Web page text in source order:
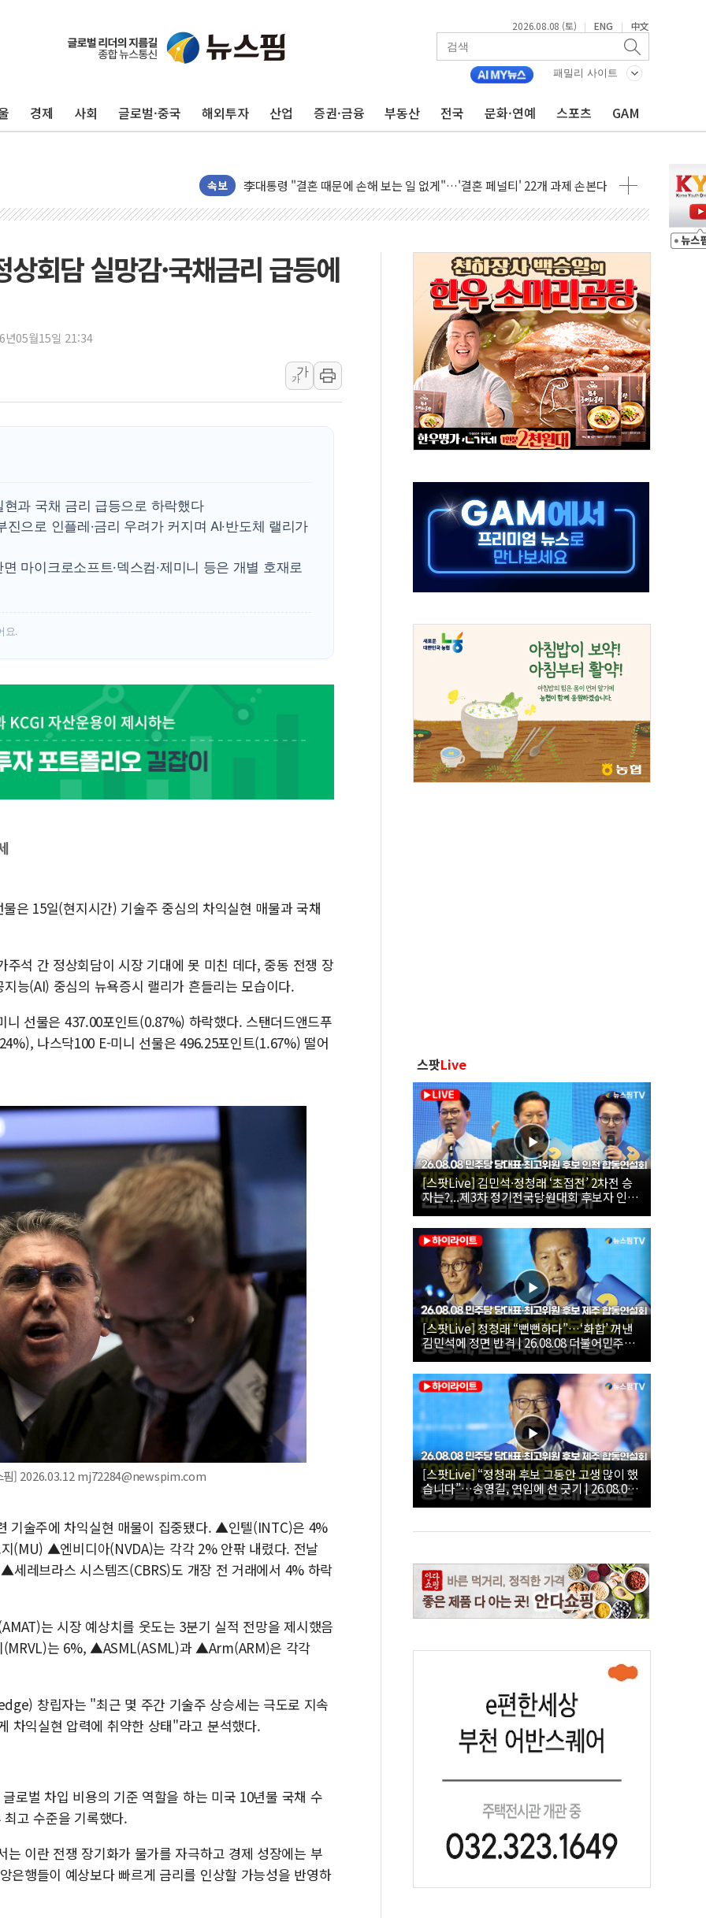
2026.08.08 (토) | ENG | 中文
패밀리 사이트
경제 사회 글로벌·중국 해외투자 산업 증권·금융 부동산 전국 문화·연예 스포츠 GAM
속보
이번주 국내 주요 금융일정(8.10~8.14)
美, 이란전 출구전략 만지작…공습 한계·탄약 부족 현실화
폐기물 수거하다 참변…60대 환경미화원 수거차에 치여 사망
여수 오동도 인근 해상서 모터보트 전복…1명 사망·1명 실종
추미애, '위안부' 피해자 기림의 날 참석..."국제적 시민 연대로 목소리 내야"
인천서 말다툼 중 어머니 흉기 살해 10대 아들 체포
'화합' 꺼낸 김민석에 '뻔뻔' 받아친 정청래…제주 연설서 신경전 고조
李대통령, ISA 개편 재검토 지시…與 "적극 환영"·野 "졸속 국정"
동해중부 전 해상 풍랑주의보…10일까지 최대 3.5m 높은 물결
연일 폭염에 온열질환 사망 23명…정부, 비상대응기구 가동
中 전방위 아파트 부양, 수도 베이징도 부동산 규제 철폐
인제 용대리 계곡서 수위 상승으로 피서객 7명 고립…전원 구조
동해시, 11~14일 '별똥별 멍' 운영…페르세우스 유성우 관측
강원 중·남부 동해안 시간당 50mm 이상 폭우…호우경보 발효
폭염에 車 운전면허 기능시험 오전 집중 편성…체감온도 38도 넘으면 중단
회담 실망감·국채금리 급등에
년05월15일 21:34
가
가
과 국채 금리 급등으로 하락했다
으로 인플레·금리 우려가 커지며 AI·반도체 랠리가
마이크로소프트·덱스컴·제미니 등은 개별 호재로
요.
은 15일(현지시간) 기술주 중심의 차익실현 매물과 국채
석 간 정상회담이 시장 기대에 못 미친 데다, 중동 전쟁 장
능(AI) 중심의 뉴욕증시 랠리가 흔들리는 모습이다.
선물은 437.00포인트(0.87%) 하락했다. 스탠더드앤드푸
나스닥100 E-미니 선물은 496.25포인트(1.67%) 떨어
핌] 2026.03.12 mj72284@newspim.com
기술주에 차익실현 매물이 집중됐다. ▲인텔(INTC)은 4%
(MU) ▲엔비디아(NVDA)는 각각 2% 안팎 내렸다. 전날
세레브라스 시스템즈(CBRS)도 개장 전 거래에서 4% 하락
는 시장 예상치를 웃도는 3분기 실적 전망을 제시했음
는 6%, ▲ASML(ASML)과 ▲Arm(ARM)은 각각
창립자는 "최근 몇 주간 기술주 상승세는 극도로 지속
차익실현 압력에 취약한 상태"라고 분석했다.
로벌 차입 비용의 기준 역할을 하는 미국 10년물 국채 수
고 수준을 기록했다.
이란 전쟁 장기화가 물가를 자극하고 경제 성장에는 부
은행들이 예상보다 빠르게 금리를 인상할 가능성을 반영하
스팟Live
[스팟Live] 김민석·정청래 ‘초접전’ 2차전 승
자는?...제3차 정기전국당원대회 후보자 인천
합동연설회 생중계 | 26.08.08
[스팟Live] 정청래 “뻔뻔하다”…‘화합’ 꺼낸
김민석에 정면 반격 | 26.08.08 더불어민주당
당대표·최고위원 후보 제주 합동연설회
[스팟Live] “정청래 후보 그동안 고생 많이 했
습니다”…송영길, 연임에 선 긋기 | 26.08.08
더불어민주당 당대표·최고위원 후보 제주 합